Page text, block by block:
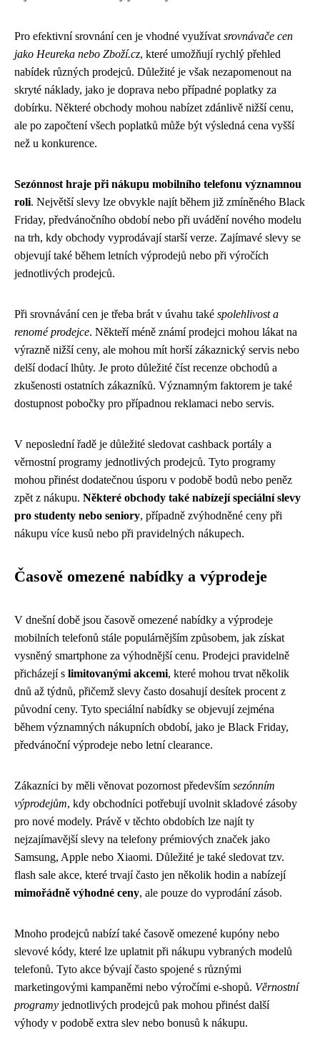
Pro efektivní srovnání cen je vhodné využívat srovnávače cen
jako Heureka nebo Zboží.cz, které umožňují rychlý přehled
nabídek různých prodejců. Důležité je však nezapomenout na
skryté náklady, jako je doprava nebo případné poplatky za
dobírku. Některé obchody mohou nabízet zdánlivě nižší cenu,
ale po započtení všech poplatků může být výsledná cena vyšší
než u konkurence.
Sezónnost hraje při nákupu mobilního telefonu významnou
roli. Největší slevy lze obvykle najít během již zmíněného Black
Friday, předvánočního období nebo při uvádění nového modelu
na trh, kdy obchody vyprodávají starší verze. Zajímavé slevy se
objevují také během letních výprodejů nebo při výročích
jednotlivých prodejců.
Při srovnávání cen je třeba brát v úvahu také spolehlivost a
renomé prodejce. Někteří méně známí prodejci mohou lákat na
výrazně nižší ceny, ale mohou mít horší zákaznický servis nebo
delší dodací lhůty. Je proto důležité číst recenze obchodů a
zkušenosti ostatních zákazníků. Významným faktorem je také
dostupnost pobočky pro případnou reklamaci nebo servis.
V neposlední řadě je důležité sledovat cashback portály a
věrnostní programy jednotlivých prodejců. Tyto programy
mohou přinést dodatečnou úsporu v podobě bodů nebo peněz
zpět z nákupu. Některé obchody také nabízejí speciální slevy
pro studenty nebo seniory, případně zvýhodněné ceny při
nákupu více kusů nebo při pravidelných nákupech.
Časově omezené nabídky a výprodeje
V dnešní době jsou časově omezené nabídky a výprodeje
mobilních telefonů stále populárnějším způsobem, jak získat
vysněný smartphone za výhodnější cenu. Prodejci pravidelně
přicházejí s limitovanými akcemi, které mohou trvat několik
dnů až týdnů, přičemž slevy často dosahují desítek procent z
původní ceny. Tyto speciální nabídky se objevují zejména
během významných nákupních období, jako je Black Friday,
předvánoční výprodeje nebo letní clearance.
Zákazníci by měli věnovat pozornost především sezónním
výprodejům, kdy obchodníci potřebují uvolnit skladové zásoby
pro nové modely. Právě v těchto obdobích lze najít ty
nejzajímavější slevy na telefony prémiových značek jako
Samsung, Apple nebo Xiaomi. Důležité je také sledovat tzv.
flash sale akce, které trvají často jen několik hodin a nabízejí
mimořádně výhodné ceny, ale pouze do vyprodání zásob.
Mnoho prodejců nabízí také časově omezené kupóny nebo
slevové kódy, které lze uplatnit při nákupu vybraných modelů
telefonů. Tyto akce bývají často spojené s různými
marketingovými kampaněmi nebo výročími e-shopů. Věrnostní
programy jednotlivých prodejců pak mohou přinést další
výhody v podobě extra slev nebo bonusů k nákupu.